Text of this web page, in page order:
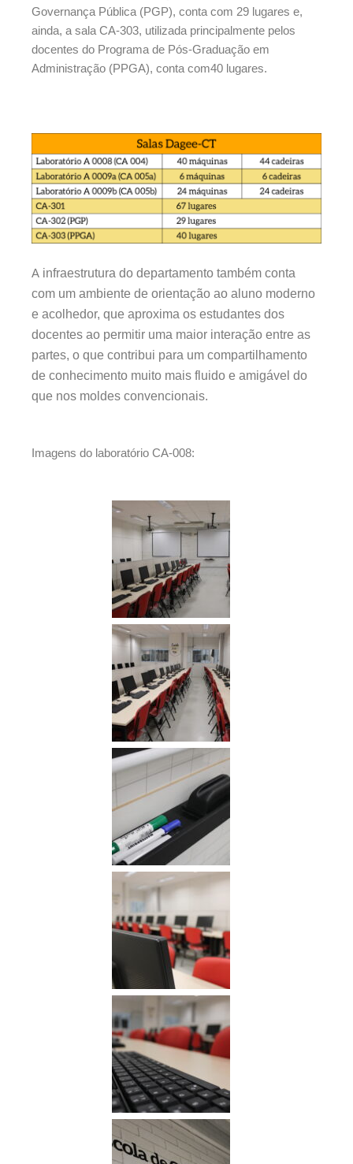
Governança Pública (PGP), conta com 29 lugares e,
ainda, a sala CA-303, utilizada principalmente pelos
docentes do Programa de Pós-Graduação em
Administração (PPGA), conta com40 lugares.
A infraestrutura do departamento também conta
com um ambiente de orientação ao aluno moderno
e acolhedor, que aproxima os estudantes dos
docentes ao permitir uma maior interação entre as
partes, o que contribui para um compartilhamento
de conhecimento muito mais fluido e amigável do
que nos moldes convencionais.
Imagens do laboratório CA-008: